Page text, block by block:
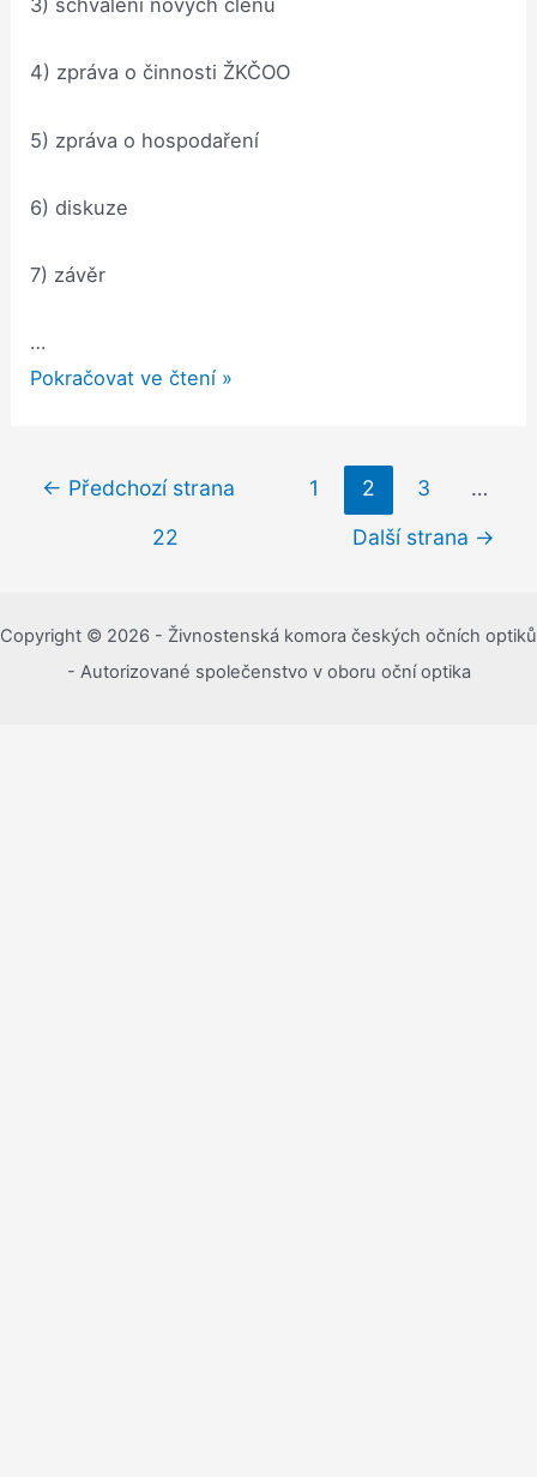
3) schválení nových členů
4) zpráva o činnosti ŽKČOO
5) zpráva o hospodaření
6) diskuze
7) závěr
…
Zápis
hromady
očních
optiků
Pokračovat ve čtení »
Navigace
← Předchozí strana 1 2 3
…
22
Další strana →
Copyright © 2026 - Živnostenská komora českých očních optiků
- Autorizované společenstvo v oboru oční optika